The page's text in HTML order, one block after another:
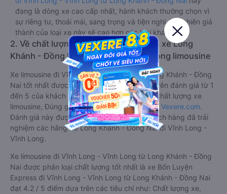
đang là dòng xe cao cấp nhất, hành khách thường chọn vì
sự riêng tư, thoải mái, sang trọng và tiện nghi. Tất nhiên giá
thành của loại xe này sẽ cao hơn các loại khác.
2. Về chất lượng, review, đánh giá nhà xe Long
Khánh - Đồng Nai Vĩnh Long - Vĩnh Long limousine
Xe limousine đi Vĩnh Long - Vĩnh Long từ Long Khánh - Đồng
Nai tốt nhất được phân loại chất lượng dựa trên đánh giá từ 1
đến 5 của khách hàng với các tiêu chí như: Chất lượng xe
limousine, Đúng giờ, Chất lượng phục vụ trên Vexere.com.
Đánh giá này được viết trực tiếp bởi các khách hàng đã trải
nghiệm các hãng Xe Long Khánh - Đồng Nai đi Vĩnh Long -
Vĩnh Long.
Xe limousine đi Vĩnh Long - Vĩnh Long từ Long Khánh - Đồng
Nai được phân loại chất lượng tốt nhất là xe Bốn Luyện
Express đi Vĩnh Long - Vĩnh Long từ Long Khánh - Đồng Nai
đạt 4.2 / 5 điểm dựa trên các tiêu chí như: Chất lượng xe,